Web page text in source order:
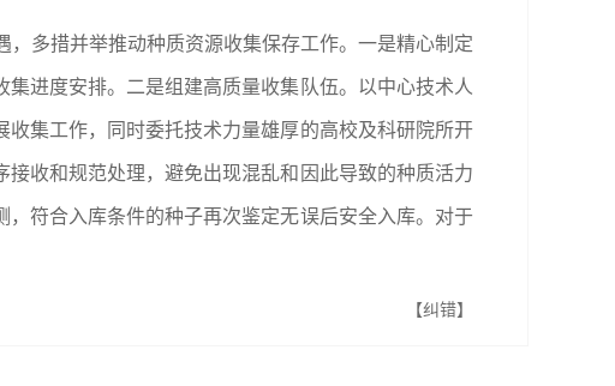
多措并举推动种质资源收集保存工作。一是精心制定
进度安排。二是组建高质量收集队伍。以中心技术人
集工作，同时委托技术力量雄厚的高校及科研院所开
收和规范处理，避免出现混乱和因此导致的种质活力
符合入库条件的种子再次鉴定无误后安全入库。对于
【纠错】